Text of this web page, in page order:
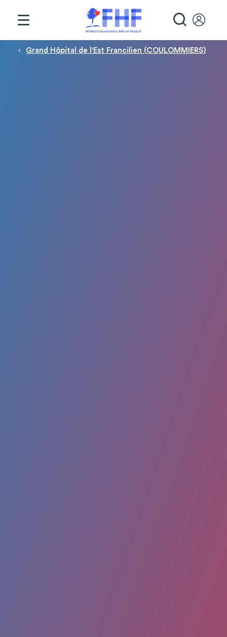
Fil d'Ariane
Grand Hôpital de l'Est Francilien (COULOMMIERS)
Panneau de gestion des cookies